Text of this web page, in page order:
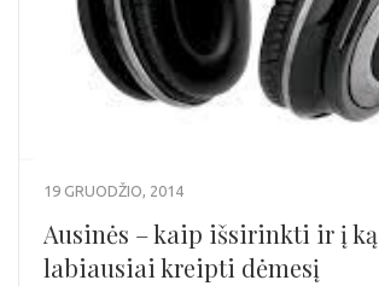
19 GRUODŽIO, 2014
Ausinės – kaip išsirinkti ir į ką
labiausiai kreipti dėmesį